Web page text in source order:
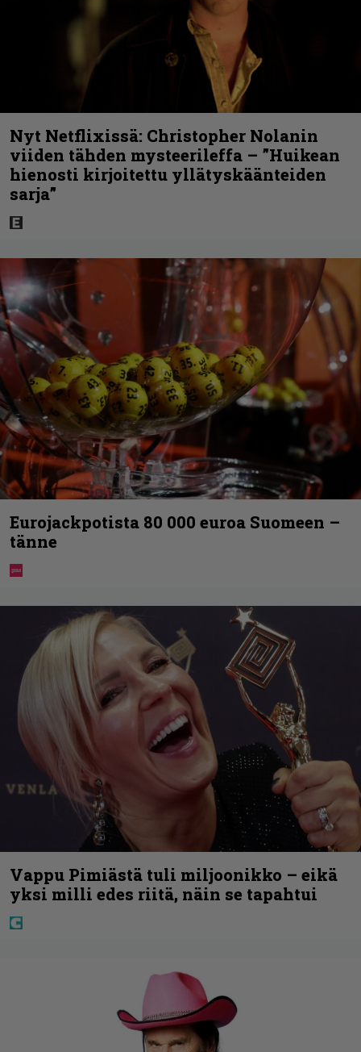
Nyt Netflixissä: Christopher Nolanin
viiden tähden mysteerileffa – ”Huikean
hienosti kirjoitettu yllätyskäänteiden
sarja”
Eurojackpotista 80 000 euroa Suomeen –
tänne
Vappu Pimiästä tuli miljoonikko – eikä
yksi milli edes riitä, näin se tapahtui